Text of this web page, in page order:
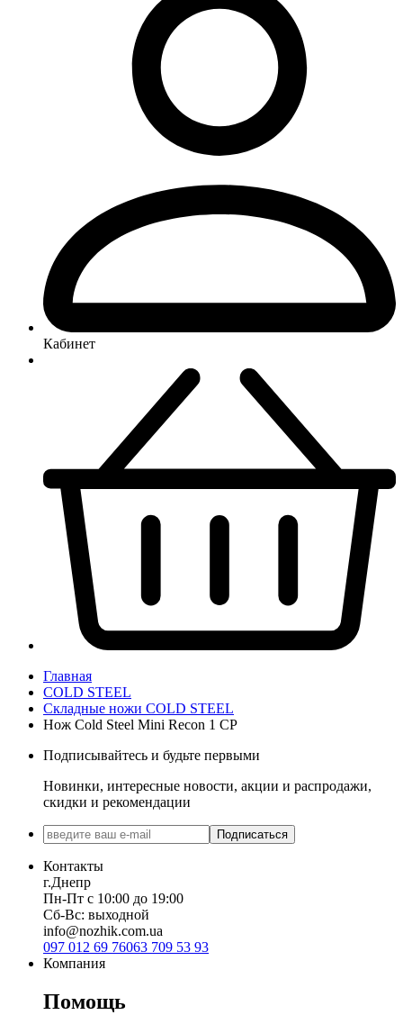
Кабинет
Главная
COLD STEEL
Складные ножи COLD STEEL
Нож Cold Steel Mini Recon 1 CP
Подписывайтесь и будьте первыми
Новинки, интересные новости, акции и распродажи,
скидки и рекомендации
Подписаться
Контакты
г.Днепр
Пн-Пт с 10:00 до 19:00
Сб-Вс: выходной
info@nozhik.com.ua
097 012 69 76063 709 53 93
Компания
Помощь